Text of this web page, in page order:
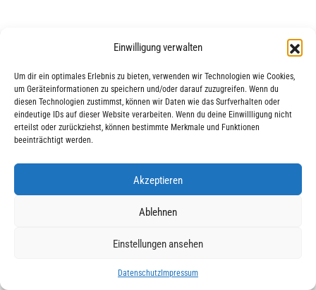
Einwilligung verwalten
Um dir ein optimales Erlebnis zu bieten, verwenden wir Technologien wie Cookies,
um Geräteinformationen zu speichern und/oder darauf zuzugreifen. Wenn du
diesen Technologien zustimmst, können wir Daten wie das Surfverhalten oder
eindeutige IDs auf dieser Website verarbeiten. Wenn du deine Einwillligung nicht
erteilst oder zurückziehst, können bestimmte Merkmale und Funktionen
beeinträchtigt werden.
Akzeptieren
Ablehnen
Einstellungen ansehen
DatenschutzImpressum
Impressum | Datenschutz | © 2025 AWO Ausbildung